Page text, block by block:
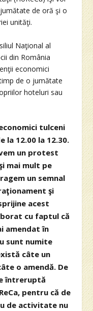
de oră şi o
unităţi.
Naţional al
din România
economici
de o jumătate
hoteluri sau
tulceni
la 12.00 la 12.30.
un protest
mai mult pe
un semnal
şi
acest
cu faptul că
amendat în
sunt numite
câte un
o amendă. De
întreruptă
pentru că de
de activitate nu